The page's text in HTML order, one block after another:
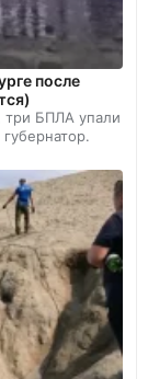
после
три БПЛА упали